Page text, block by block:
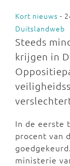
Kort nieuws -
Duitslandweb
Steeds
krijgen in
In de eerste
procent van
ministerie